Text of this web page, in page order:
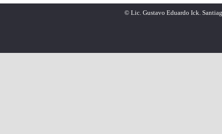
© Lic. Gustavo Eduardo Ick.